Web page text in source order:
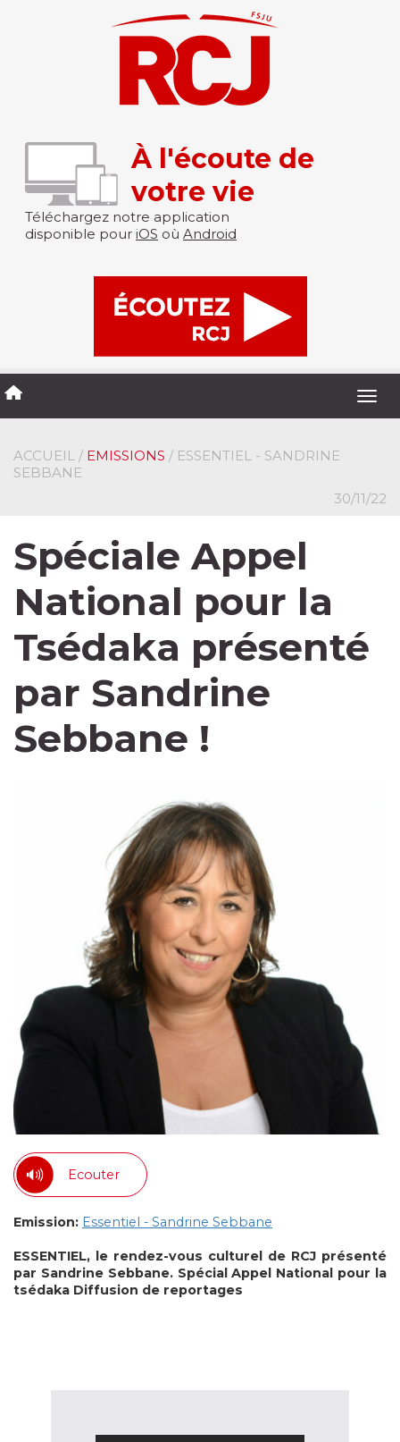
À l'écoute de
votre vie
Téléchargez notre application
disponible pour iOS où Android
ACCUEIL / EMISSIONS / ESSENTIEL - SANDRINE
SEBBANE
30/11/22
Spéciale Appel
National pour la
Tsédaka présenté
par Sandrine
Sebbane !
Ecouter
Emission: Essentiel - Sandrine Sebbane
ESSENTIEL, le rendez-vous culturel de RCJ présenté
par Sandrine Sebbane. Spécial Appel National pour la
tsédaka Diffusion de reportages